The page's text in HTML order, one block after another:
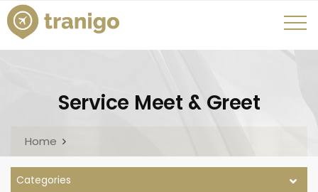
Service Meet & Greet
Home
Categories